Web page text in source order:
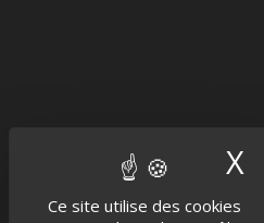
Ce site utilise des cookies
X